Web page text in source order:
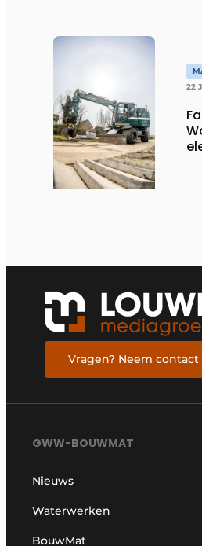
22
Vragen? Neem contact
GWW-BOUWMAT
Nieuws
Waterwerken
BouwMat